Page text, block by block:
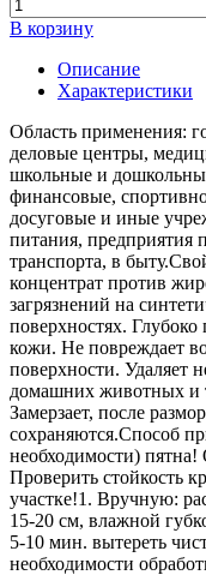
В корзину
Описание
Характеристики
Область применения:
деловые центры,
школьные и
финансовые,
досуговые и иные
питания,
транспорта, в
концентрат против
загрязнений на
поверхностях.
кожи. Не повреждает
поверхности. Удаляет
домашних животных и
Замерзает, после
сохраняются.Способ
необходимости)
Проверить стойкость
участке!1. Вручную:
15-20 см, влажной
5-10 мин. вытереть
необходимости